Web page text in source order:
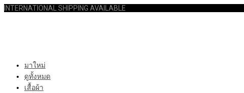
INTERNATIONAL SHIPPING AVAILABLE
มาใหม่
ดูทั้งหมด
เสื้อผ้า